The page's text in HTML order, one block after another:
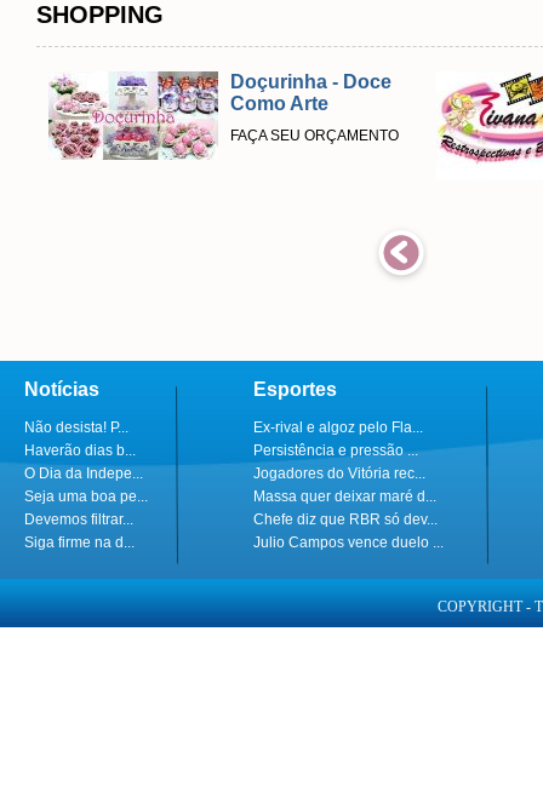
SHOPPING
Doçurinha - Doce
Como Arte
FAÇA SEU ORÇAMENTO
Notícias
Não desista! P...
Haverão dias b...
O Dia da Indepe...
Seja uma boa pe...
Devemos filtrar...
Siga firme na d...
Esportes
Ex-rival e algoz pelo Fla...
Persistência e pressão ...
Jogadores do Vitória rec...
Massa quer deixar maré d...
Chefe diz que RBR só dev...
Julio Campos vence duelo ...
COPYRIGHT -